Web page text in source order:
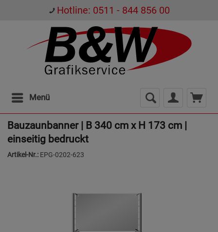
Hotline: 0511 - 844 856 00
Menü
Bauzaunbanner | B 340 cm x H 173 cm |
einseitig bedruckt
Artikel-Nr.: EPG-0202-623